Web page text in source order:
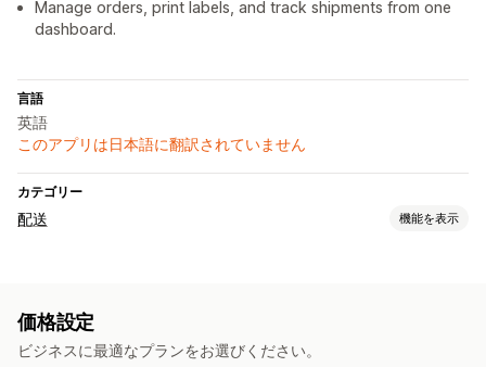
Manage orders, print labels, and track shipments from one
dashboard.
言語
英語
このアプリは日本語に翻訳されていません
カテゴリー
配送 機能を表示
配送ルール
価格設定
ビジネスに最適なプランをお選びください。